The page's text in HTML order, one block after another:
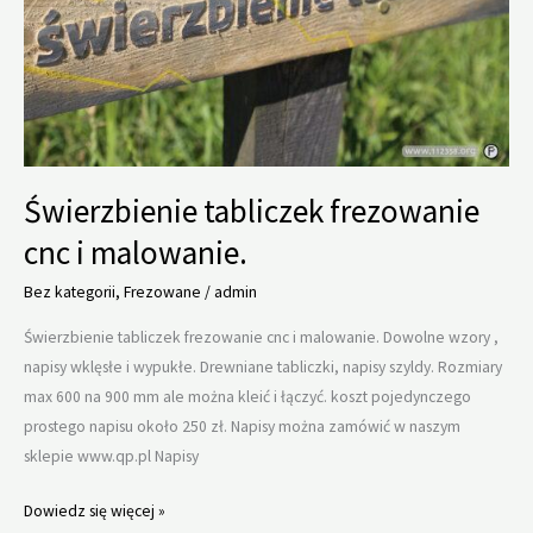
Świerzbienie tabliczek frezowanie
cnc i malowanie.
Bez kategorii, Frezowane /admin
Świerzbienie tabliczek frezowanie cnc i malowanie. Dowolne wzory ,
napisy wklęsłe i wypukłe. Drewniane tabliczki, napisy szyldy. Rozmiary
max 600 na 900 mm ale można kleić i łączyć. koszt pojedynczego
prostego napisu około 250 zł. Napisy można zamówić w naszym
sklepie www.qp.pl Napisy
Świerzbienie
Dowiedz się więcej »